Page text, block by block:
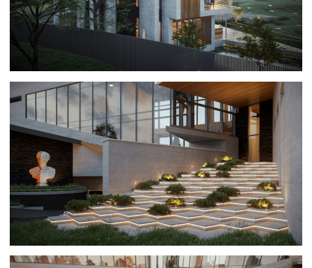
LACORE — 600 м²
Проект двухэтажного дома со SPA